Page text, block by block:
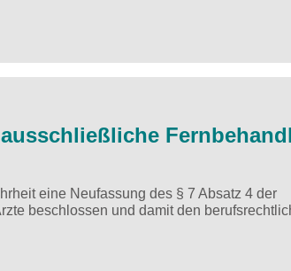
eine Neufassung des § 7 Absatz 4 der
beschlossen und damit den